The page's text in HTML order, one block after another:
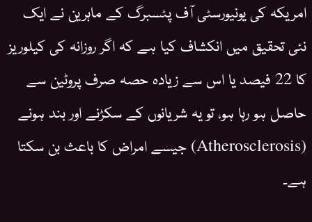
امریکہ کی یونیورسٹی آف پٹسبرگ کے ماہرین نے ایک
نئی تحقیق میں انکشاف کیا ہے کہ اگر روزانہ کی کیلوریز
کا 22 فیصد یا اس سے زیادہ حصہ صرف پروٹین سے
حاصل ہو رہا ہو، تو یہ شریانوں کے سکڑنے اور بند ہونے
(Atherosclerosis) جیسے امراض کا باعث بن سکتا
ہے۔